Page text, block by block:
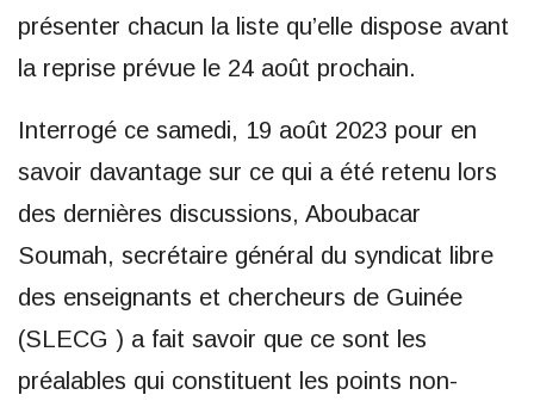
présenter chacun la liste qu’elle dispose avant
la reprise prévue le 24 août prochain.
Interrogé ce samedi, 19 août 2023 pour en
savoir davantage sur ce qui a été retenu lors
des dernières discussions, Aboubacar
Soumah, secrétaire général du syndicat libre
des enseignants et chercheurs de Guinée
(SLECG ) a fait savoir que ce sont les
préalables qui constituent les points non-